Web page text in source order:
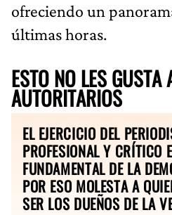
ofreciendo un
últimas horas.
ESTO NO LES GUSTA
AUTORITARIOS
EL EJERCICIO DEL
PROFESIONAL Y CRÍTICO
FUNDAMENTAL DE LA
POR ESO MOLESTA A
SER LOS DUEÑOS DE LA